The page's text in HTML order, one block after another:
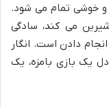
خوشی تمام می شود.
می کند، سادگی
دادن است. انگار
یک بازی بامزه، یک